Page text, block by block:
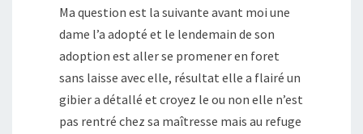
Ma question est la suivante avant moi une
dame l’a adopté et le lendemain de son
adoption est aller se promener en foret
sans laisse avec elle, résultat elle a flairé un
gibier a détallé et croyez le ou non elle n’est
pas rentré chez sa maîtresse mais au refuge